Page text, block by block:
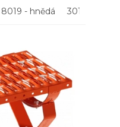
8019 - hnědá 3011 -